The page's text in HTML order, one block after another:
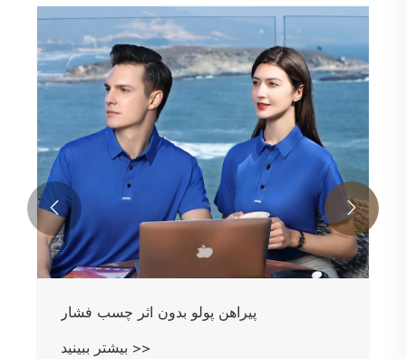
پیراهن پولو بدون اثر چسب فشار
بیشتر ببینید >>
 